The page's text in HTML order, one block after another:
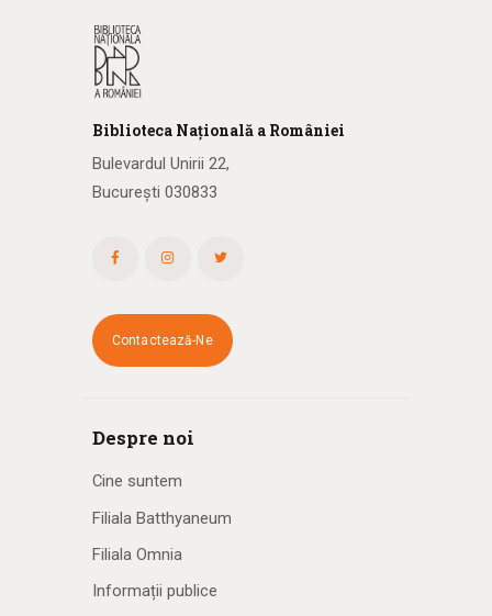
Biblioteca Națională a României
Bulevardul Unirii 22,
București 030833
Contactează-Ne
Despre noi
Cine suntem
Filiala Batthyaneum
Filiala Omnia
Informații publice